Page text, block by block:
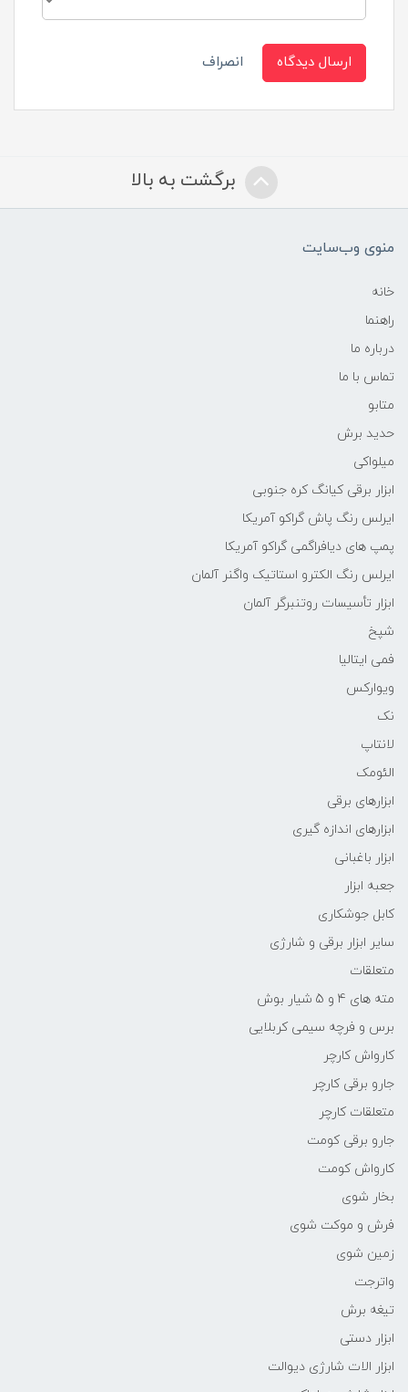
ارسال دیدگاه انصراف
برگشت به بالا
منوی وب‌سایت
خانه
راهنما
درباره ما
تماس با ما
متابو
حدید برش
میلواکی
ابزار برقی کیانگ کره جنوبی
ایرلس رنگ پاش گراکو آمریکا
پمپ های دیافراگمی گراکو آمریکا
ایرلس رنگ الکترو استاتیک واگنر آلمان
ابزار تأسیسات روتنبرگر آلمان
شپخ
فمی ایتالیا
ویوارکس
نک
لانتاپ
الئومک
ابزارهای برقی
ابزارهای اندازه گیری
ابزار باغبانی
جعبه ابزار
کابل جوشکاری
سایر ابزار برقی و شارژی
متعلقات
مته های 4 و 5 شیار بوش
برس و فرچه سیمی کربلایی
کارواش کارچر
جارو برقی کارچر
متعلقات کارچر
جارو برقی کومت
کارواش کومت
بخار شوی
فرش و موکت شوی
زمین شوی
واترجت
تیغه برش
ابزار دستی
ابزار الات شارژی دیوالت